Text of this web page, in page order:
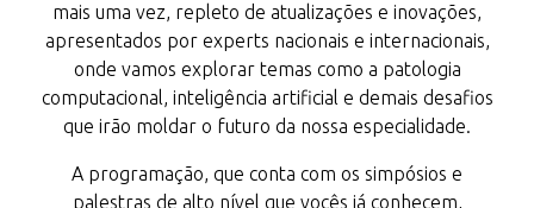
mais uma vez, repleto de atualizações e inovações,
apresentados por experts nacionais e internacionais,
onde vamos explorar temas como a patologia
computacional, inteligência artificial e demais desafios
que irão moldar o futuro da nossa especialidade.
A programação, que conta com os simpósios e
palestras de alto nível que vocês já conhecem,